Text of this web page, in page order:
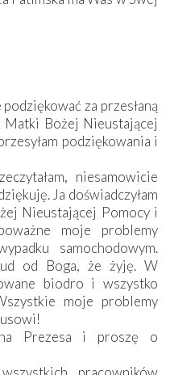
za przesłaną
Matki Bożej Nieustającej
podziękowania i
niesamowicie
Ja doświadczyłam
Nieustającej Pomocy i
moje problemy
samochodowym.
od Boga, że żyję. W
biodro i wszystko
moje problemy
Prezesa i proszę o